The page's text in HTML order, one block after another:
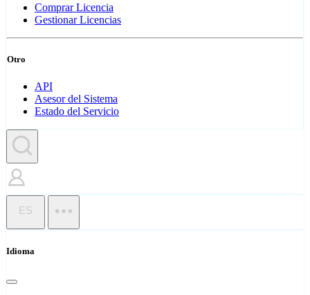
Comprar Licencia
Gestionar Licencias
Otro
API
Asesor del Sistema
Estado del Servicio
ES
Idioma